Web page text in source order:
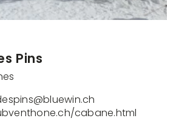
Pins
cabane.html